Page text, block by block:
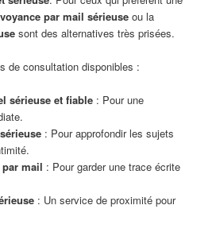
voyance par mail sérieuse ou la
sont des alternatives très prisées.
de consultation disponibles :
sérieuse et fiable: Pour une
: Pour approfondir les sujets
par mail : Pour garder une trace écrite
: Un service de proximité pour